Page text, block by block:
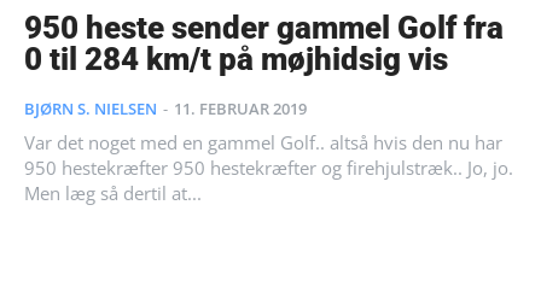
950 heste sender gammel Golf fra
0 til 284 km/t på møjhidsig vis
BJØRN S. NIELSEN - 11. FEBRUAR 2019
Var det noget med en gammel Golf.. altså hvis den nu har
950 hestekræfter 950 hestekræfter og firehjulstræk.. Jo, jo.
Men læg så dertil at...